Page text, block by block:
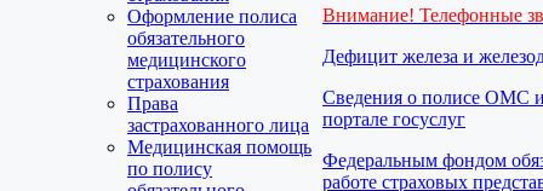
Оформление полиса
обязательного
медицинского
страхования
Права
застрахованного лица
Медицинская помощь
по полису
Внимание! Телефонные
Дефицит железа и
Сведения о полисе ОМС
портале госуслуг
Федеральным фондом
работе страховых